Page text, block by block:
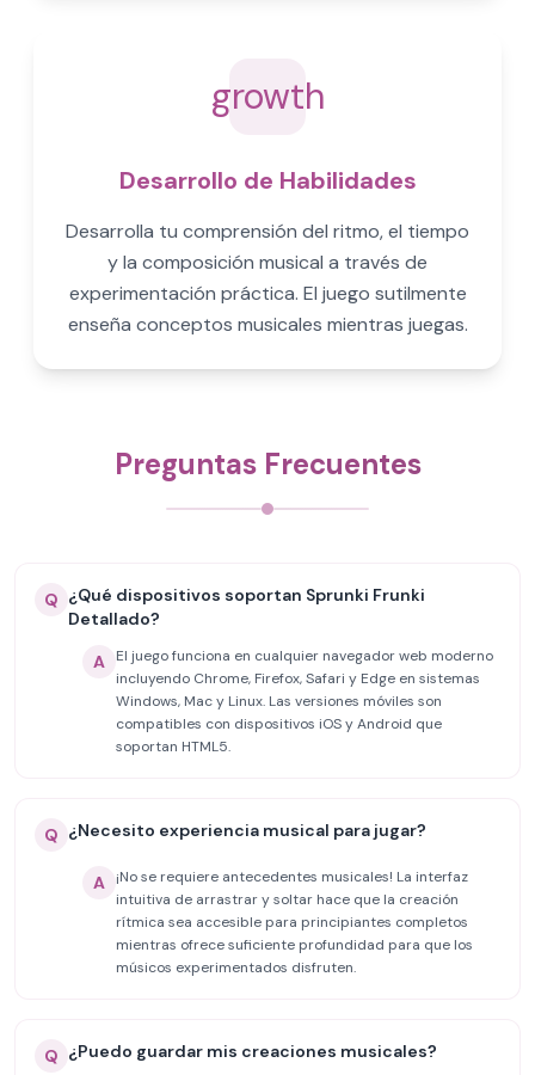
growth
Desarrollo de Habilidades
Desarrolla tu comprensión del ritmo, el tiempo
y la composición musical a través de
experimentación práctica. El juego sutilmente
enseña conceptos musicales mientras juegas.
Preguntas Frecuentes
Q ¿Qué dispositivos soportan Sprunki Frunki
Detallado?
A
El juego funciona en cualquier navegador web moderno
incluyendo Chrome, Firefox, Safari y Edge en sistemas
Windows, Mac y Linux. Las versiones móviles son
compatibles con dispositivos iOS y Android que
soportan HTML5.
Q ¿Necesito experiencia musical para jugar?
A
¡No se requiere antecedentes musicales! La interfaz
intuitiva de arrastrar y soltar hace que la creación
rítmica sea accesible para principiantes completos
mientras ofrece suficiente profundidad para que los
músicos experimentados disfruten.
Q ¿Puedo guardar mis creaciones musicales?